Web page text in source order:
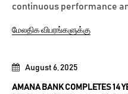
August 6, 2025
AMANA BANK COMPLETES 14
continuous performance
மேலதிக விபரங்களுக்கு